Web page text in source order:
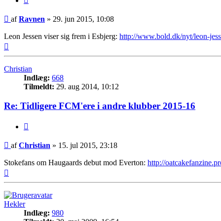
Indlæg
afRavnen » 29. jun 2015, 10:08
Leon Jessen viser sig frem i Esbjerg: http://www.bold.dk/nyt/leon-
Christian
Indlæg: 668
Tilmeldt: 29. aug 2014, 10:12
Re: Tidligere FCM'ere i andre klubber 2015-16
Indlæg
afChristian » 15. jul 2015, 23:18
Stokefans om Haugaards debut mod Everton: http://
Hekler
Indlæg: 980